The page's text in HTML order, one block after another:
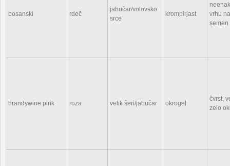
bosanski rdeč
jabučar/volovsko
srce
krompirjast
vrhu
semen
brandywine pink roza velik šeri/jabučar okrogel
čvrst,
zelo